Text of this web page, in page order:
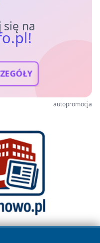
na
autopromocja